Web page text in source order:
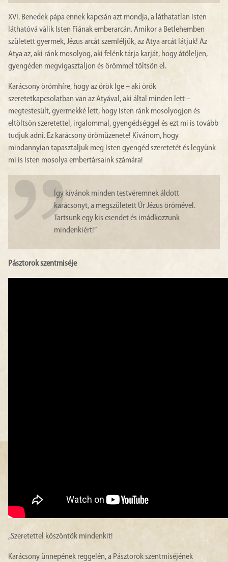
XVI. Benedek pápa ennek kapcsán azt mondja, a láthatatlan Isten
láthatóvá válik Isten Fiának emberarcán. Amikor a Betlehemben
született gyermek, Jézus arcát szemléljük, az Atya arcát látjuk! Az
Atya az, aki ránk mosolyog, aki felénk tárja karját, hogy átöleljen,
gyengéden megvigasztaljon és örömmel töltsön el.
Karácsony örömhíre, hogy az örök Ige – aki örök
szeretetkapcsolatban van az Atyával, aki által minden lett –
megtestesült, gyermekké lett, hogy Isten ránk mosolyogjon és
eltöltsön szeretettel, irgalommal, gyengédséggel és ezt mi is tovább
tudjuk adni. Ez karácsony örömüzenete! Kívánom, hogy
mindannyian tapasztaljuk meg Isten gyengéd szeretetét és legyünk
mi is Isten mosolya embertársaink számára!
Így kívánok minden testvéremnek áldott
karácsonyt, a megszületett Úr Jézus örömével.
Tartsunk egy kis csendet és imádkozzunk
mindenkiért!”
Pásztorok szentmiséje
„Szeretettel köszöntök mindenkit!
Karácsony ünnepének reggelén, a Pásztorok szentmiséjének